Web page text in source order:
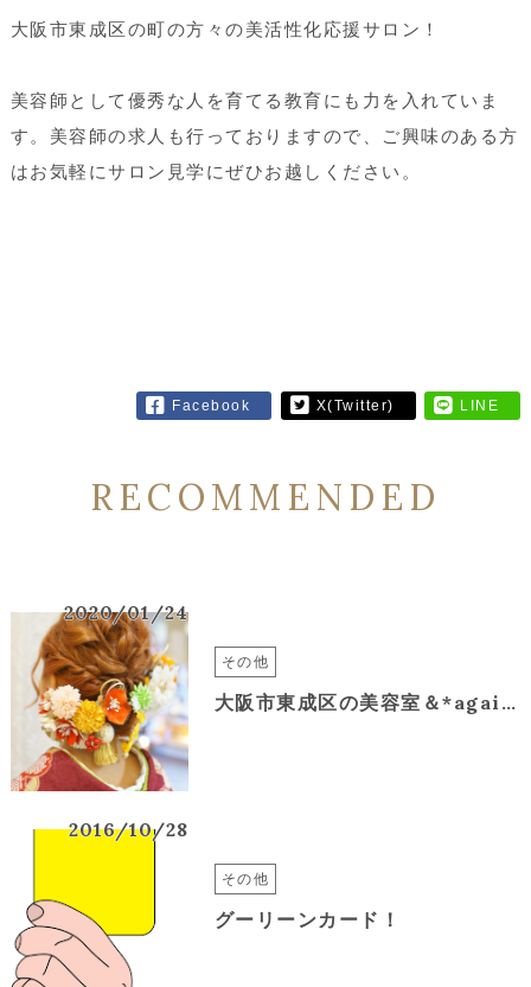
大阪市東成区の町の方々の美活性化応援サロン！
美容師として優秀な人を育てる教育にも力を入れていま
す。美容師の求人も行っておりますので、ご興味のある方
はお気軽にサロン見学にぜひお越しください。
Facebook X(Twitter) LINE
RECOMMENDED
2020/01/24
その他
大阪市東成区の美容室＆*again緑橋の成人式ヘアアレンジ、ヘアセット2020
2016/10/28
その他
グーリーンカード！